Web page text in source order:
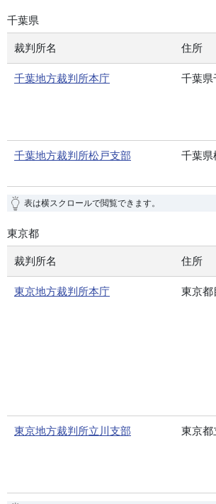
千葉県
裁判所名 住所
千葉地方裁判所本庁 千葉県
千葉地方裁判所松戸支部 千葉県
表は横スクロールで閲覧できます。
東京都
裁判所名 住所
東京地方裁判所本庁 東京都
東京地方裁判所立川支部 東京都